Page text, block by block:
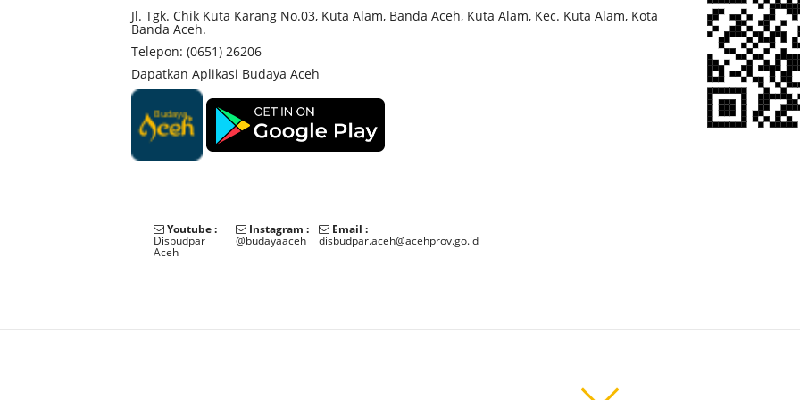
Jl. Tgk. Chik Kuta Karang No.03, Kuta Alam, Banda Aceh, Kuta Alam, Kec. Kuta Alam, Kota
Banda Aceh.
Telepon: (0651) 26206
Dapatkan Aplikasi Budaya Aceh
Youtube :
Disbudpar
Aceh
Instagram :
@budayaaceh
Email :
disbudpar.aceh@acehprov.go.id